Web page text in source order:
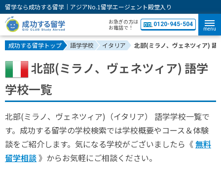
留学なら成功する留学｜アジアNo.1留学エージェント殿堂入り
お急ぎの方は
お電話で！
0120-945-504
menu
成功する留学トップ 語学学校 イタリア 北部(ミラノ、ヴェネツィア) 語
北部(ミラノ、ヴェネツィア) 語学
学校一覧
北部(ミラノ、ヴェネツィア)（イタリア） 語学学校一覧で
す。成功する留学の学校検索では学校概要やコース＆体験
談をご紹介します。気になる学校がございましたら《 無料
留学相談 》からお気軽にご相談ください。